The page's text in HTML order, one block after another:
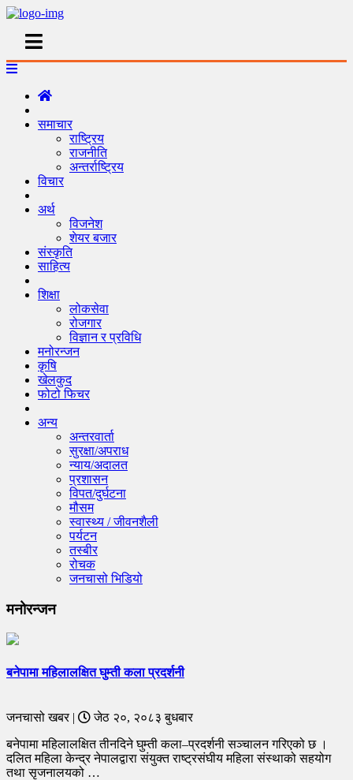
समाचार
राष्ट्रिय
राजनीति
अन्तर्राष्ट्रिय
विचार
अर्थ
विजनेश
शेयर बजार
संस्कृति
साहित्य
शिक्षा
लोकसेवा
रोजगार
विज्ञान र प्रविधि
मनोरन्जन
कृषि
खेलकुद
फोटो फिचर
अन्य
अन्तरवार्ता
सुरक्षा/अपराध
न्याय/अदालत
प्रशासन
विपत/दुर्घटना
मौसम
स्वास्थ्य / जीवनशैली
पर्यटन
तस्बीर
रोचक
जनचासो भिडियो
मनोरन्जन
बनेपामा महिलालक्षित घुम्ती कला प्रदर्शनी
जनचासो खबर |
जेठ २०, २०८३ बुधबार
बनेपामा महिलालक्षित तीनदिने घुम्ती कला–प्रदर्शनी सञ्चालन गरिएको छ ।
दलित महिला केन्द्र नेपालद्वारा संयुक्त राष्ट्रसंघीय महिला संस्थाको सहयोग
तथा सृजनालयको …